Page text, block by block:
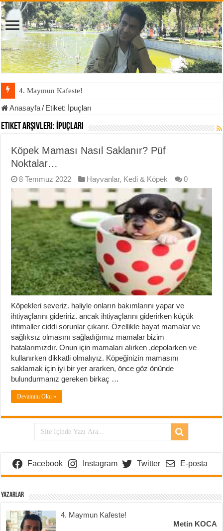
4. Maymun Kafeste!
Anasayfa/ Etiket: İpuçları
Etiket Arşivleri: İpuçları
Köpek Maması Nasıl Saklanır? Püf
Noktalar…
8 Temmuz 2022 Hayvanlar, Kedi & Köpek 0
Köpekleri severiz. haliyle onların bakımlarını yapar ve
ihtiyaçlarını gideririz. ancak ihtiyaçlarını giderirken küçük
ihtimaller ciddi sorunlar çıkarır. Özellikle bayat mamalar ve
sağlıksız olmasını sağladığımız mamalar bizim
hatalarımızdır. Onun için mamaları alırken ,depolarken ve
kullanırken dikkatli olmalıyız. Köpeğinizin mamasını
saklamak için iyi bir yer ararken, önce göz önünde
bulundurmanız gereken birkaç …
Devamını Oku »
Facebook Instagram Twitter E-posta
Yazarlar
4. Maymun Kafeste!
Metin KOCA